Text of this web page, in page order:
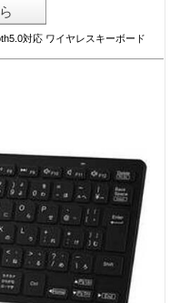
対応 ワイヤレスキーボード